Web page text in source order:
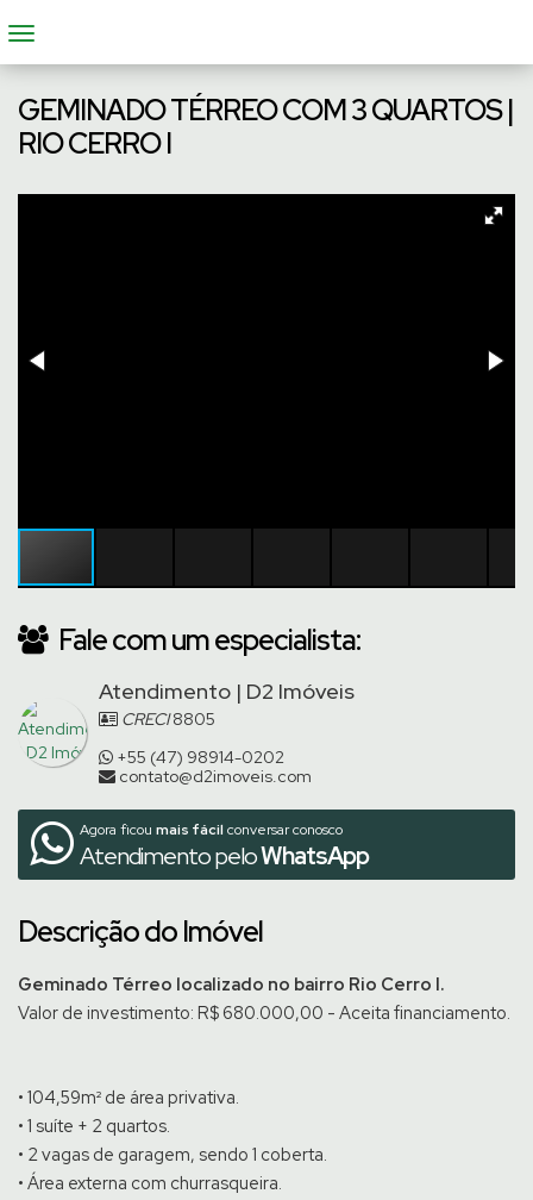
GEMINADO TÉRREO COM 3 QUARTOS |
RIO CERRO I
Fale com um especialista:
Atendimento | D2 Imóveis
CRECI8805
+55 (47) 98914-0202
contato@d2imoveis.com
Agora ficou mais fácil conversar conosco
Atendimento peloWhatsApp
Descrição do Imóvel
Geminado Térreo localizado no bairro Rio Cerro I.
Valor de investimento: R$ 680.000,00 - Aceita financiamento.
• 104,59m² de área privativa.
• 1 suíte + 2 quartos.
• 2 vagas de garagem, sendo 1 coberta.
• Área externa com churrasqueira.